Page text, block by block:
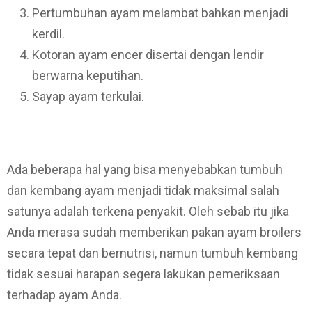
Pertumbuhan ayam melambat bahkan menjadi
kerdil.
Kotoran ayam encer disertai dengan lendir
berwarna keputihan.
Sayap ayam terkulai.
Ada beberapa hal yang bisa menyebabkan tumbuh
dan kembang ayam menjadi tidak maksimal salah
satunya adalah terkena penyakit. Oleh sebab itu jika
Anda merasa sudah memberikan pakan ayam broilers
secara tepat dan bernutrisi, namun tumbuh kembang
tidak sesuai harapan segera lakukan pemeriksaan
terhadap ayam Anda.